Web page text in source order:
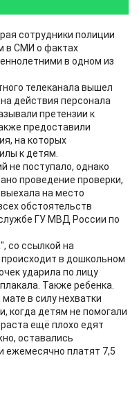
сотрудники полиции
в СМИ о фактах
в одном из
телеканала вышел
действия персонала
претензии к
предоставили
на которых
к детям.
не поступало, однако
проведение проверки,
на место
обстоятельств
ГУ МВД России по
со ссылкой на
в дошкольном
ударила по лицу
Также ребенка.
в силу нехватки
когда детям не помогали
ещё плохо едят
оставались
ежемесячно платят 7,5